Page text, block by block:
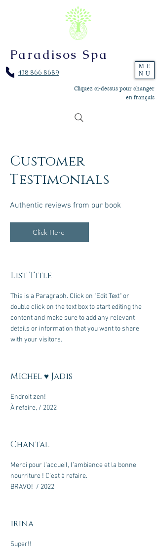
Cliquez ci-dessus pour changer
en français
Paradisos Spa
438 866 8689
ME
NU
Customer
Testimonials
Authentic reviews from our book
Click Here
List Title
This is a Paragraph. Click on "Edit Text" or
double click on the text box to start editing the
content and make sure to add any relevant
details or information that you want to share
with your visitors.
Michel ♥ Jadis
Endroit zen!
À refaire, / 2022
Chantal
Merci pour l’accueil, l’ambiance et la bonne
nourriture ! C’est à refaire.
BRAVO! / 2022
irina
Super!!